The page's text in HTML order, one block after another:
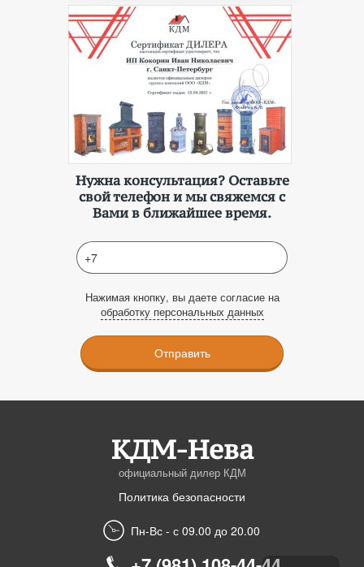
Нужна консультация? Оставьте
свой телефон и мы свяжемся с
Вами в ближайшее время.
Нажимая кнопку, вы даете согласие на
обработку персональных данных
Отправить
КДМ-Нева
официальный дилер КДМ
Политика безопасности
Пн-Вс - с 09.00 до 20.00